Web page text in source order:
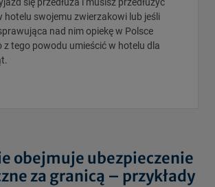
się przedłuża i musisz przedłużyć
hotelu swojemu zwierzakowi lub jeśli
nad nim opiekę w Polsce
z tego powodu umieścić w hotelu dla
obejmuje ubezpieczenie
za granicą – przykłady